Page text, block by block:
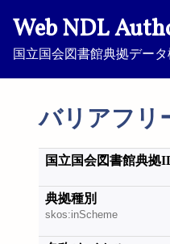
Web NDL
国立国会図書館典拠デー
バリアフリ
国立国会図書館典拠
典拠種別
skos:inScheme